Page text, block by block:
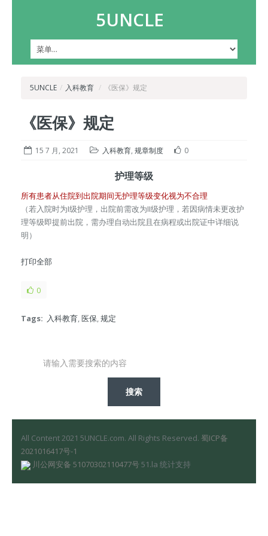
5UNCLE
5UNCLE / 入科教育 / 《医保》规定
《医保》规定
15 7 月, 2021 入科教育, 规章制度 0
护理等级
所有患者从住院到出院期间无护理等级变化视为不合理
（若入院时为I级护理，出院前需改为II级护理，若因病情未更改护
理等级即提前出院，需办理自动出院且在病程或出院证中详细说
明）
打印全部
0
Tags: 入科教育,医保,规定
All Content 2021 5UNCLE.com. All Rights Reserved. 蜀ICP备
2021016417号-1
川公网安备 51070302110477号 51.la 统计支持